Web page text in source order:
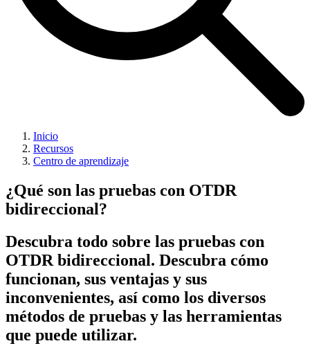
Inicio
Recursos
Centro de aprendizaje
¿Qué son las pruebas con OTDR
bidireccional?
Descubra todo sobre las pruebas con
OTDR bidireccional. Descubra cómo
funcionan, sus ventajas y sus
inconvenientes, así como los diversos
métodos de pruebas y las herramientas
que puede utilizar.